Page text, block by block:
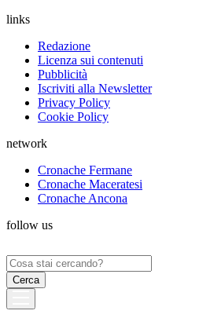
links
Redazione
Licenza sui contenuti
Pubblicità
Iscriviti alla Newsletter
Privacy Policy
Cookie Policy
network
Cronache Fermane
Cronache Maceratesi
Cronache Ancona
follow us
Ricerca
per: